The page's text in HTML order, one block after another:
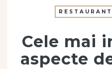
Cele mai
aspecte